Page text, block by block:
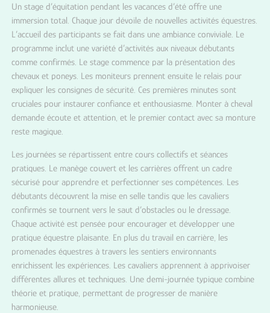
Un stage d’équitation pendant les vacances d’été offre une
immersion total. Chaque jour dévoile de nouvelles activités équestres.
L’accueil des participants se fait dans une ambiance conviviale. Le
programme inclut une variété d’activités aux niveaux débutants
comme confirmés. Le stage commence par la présentation des
chevaux et poneys. Les moniteurs prennent ensuite le relais pour
expliquer les consignes de sécurité. Ces premières minutes sont
cruciales pour instaurer confiance et enthousiasme. Monter à cheval
demande écoute et attention, et le premier contact avec sa monture
reste magique.
Les journées se répartissent entre cours collectifs et séances
pratiques. Le manège couvert et les carrières offrent un cadre
sécurisé pour apprendre et perfectionner ses compétences. Les
débutants découvrent la mise en selle tandis que les cavaliers
confirmés se tournent vers le saut d’obstacles ou le dressage.
Chaque activité est pensée pour encourager et développer une
pratique équestre plaisante. En plus du travail en carrière, les
promenades équestres à travers les sentiers environnants
enrichissent les expériences. Les cavaliers apprennent à apprivoiser
différentes allures et techniques. Une demi-journée typique combine
théorie et pratique, permettant de progresser de manière
harmonieuse.